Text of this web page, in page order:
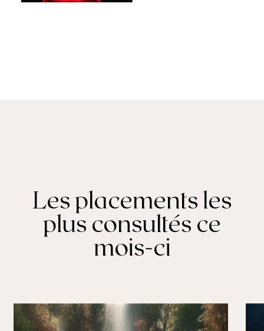
Les placements les
plus consultés ce
mois-ci